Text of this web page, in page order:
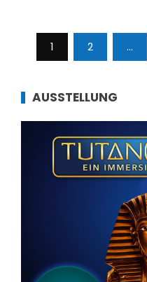
der
Beiträge
1 2 …
AUSSTELLUNG